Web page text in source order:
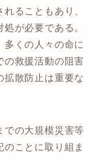
ることもあり、
が必要である。
くの人々の命に
の救援活動の阻害
拡散防止は重要な
の大規模災害等
ことに取り組ま